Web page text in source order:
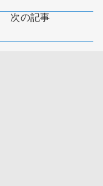
次の記事